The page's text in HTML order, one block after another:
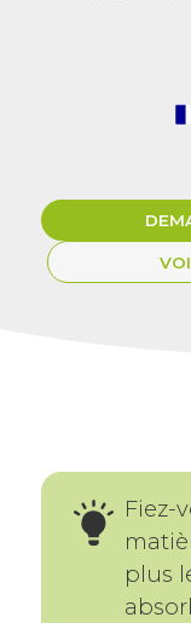
Fiez-
plus